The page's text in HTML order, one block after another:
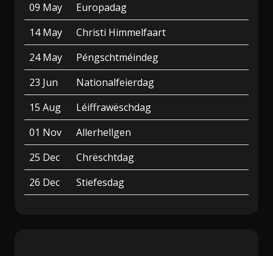
09 May
Europadag
14 May
Christi Himmelfaart
24 May
Péngschtméindeg
23 Jun
Nationalfeierdag
15 Aug
Léiffrawëschdag
01 Nov
Allerhellgen
25 Dec
Chrëschtdag
26 Dec
Stiefesdag